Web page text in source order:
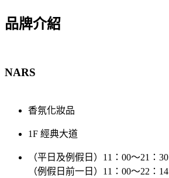
品牌介紹
NARS
香氛化妝品
1F 經典大道
（平日及例假日）11：00～21：30
（例假日前一日）11：00～22：14